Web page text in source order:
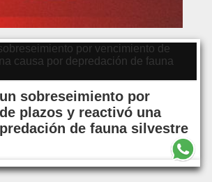
sobreseimiento por
plazos y reactivó una
de fauna silvestre